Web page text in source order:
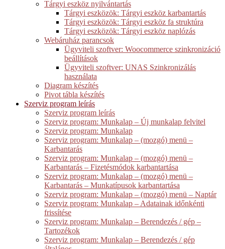
Tárgyi eszköz nyilvántartás
Tárgyi eszközök: Tárgyi eszköz karbantartás
Tárgyi eszközök: Tárgyi eszköz fa struktúra
Tárgyi eszközök: Tárgyi eszköz naplózás
Webáruház parancsok
Ügyviteli szoftver: Woocommerce szinkronizáció
beállítások
Ügyviteli szoftver: UNAS Szinkronizálás
használata
Diagram készítés
Pivot tábla készítés
Szerviz program leírás
Szerviz program leírás
Szerviz program: Munkalap – Új munkalap felvitel
Szerviz program: Munkalap
Szerviz program: Munkalap – (mozgó) menü –
Karbantarás
Szerviz program: Munkalap – (mozgó) menü –
Karbantarás – Fizetésmódok karbantartása
Szerviz program: Munkalap – (mozgó) menü –
Karbantarás – Munkatípusok karbantartása
Szerviz program: Munkalap – (mozgó) menü – Naptár
Szerviz program: Munkalap – Adatainak időnkénti
frissítése
Szerviz program: Munkalap – Berendezés / gép –
Tartozékok
Szerviz program: Munkalap – Berendezés / gép